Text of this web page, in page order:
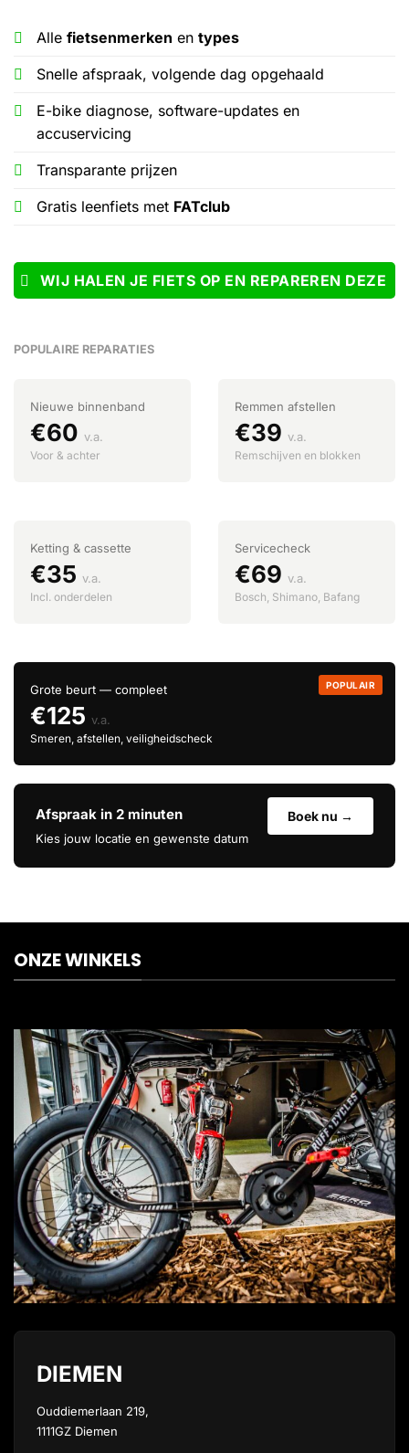
Alle fietsenmerken en types
Snelle afspraak, volgende dag opgehaald
E-bike diagnose, software-updates en
accuservicing
Transparante prijzen
Gratis leenfiets met FATclub
WIJ HALEN JE FIETS OP EN REPAREREN DEZE
POPULAIRE REPARATIES
Nieuwe binnenband
€60 v.a.
Voor & achter
Remmen afstellen
€39 v.a.
Remschijven en blokken
Ketting & cassette
€35 v.a.
Incl. onderdelen
Servicecheck
€69 v.a.
Bosch, Shimano, Bafang
POPULAIR
Grote beurt — compleet
€125 v.a.
Smeren, afstellen, veiligheidscheck
Afspraak in 2 minuten
Kies jouw locatie en gewenste datum
Boek nu →
ONZE WINKELS
DIEMEN
Ouddiemerlaan 219,
1111GZ Diemen